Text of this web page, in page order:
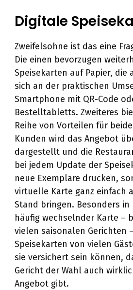
Digitale
Zweifelsohne ist das eine
Die einen bevorzugen
Speisekarten auf Papier, die
sich an der praktischen
Smartphone mit QR-Code
Bestelltabletts. Zweiteres
Reihe von Vorteilen für
Kunden wird das Angebot
dargestellt und die
bei jedem Update der
neue Exemplare drucken,
virtuelle Karte ganz einfach
Stand bringen. Besonders
häufig wechselnder Karte –
vielen saisonalen Gerichten
Speisekarten von vielen
sie versichert sein können,
Gericht der Wahl auch
Angebot gibt.